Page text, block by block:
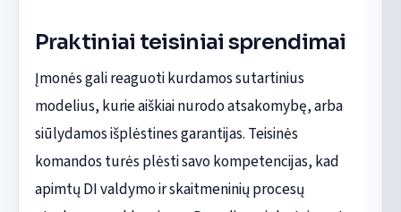
Praktiniai teisiniai sprendimai
Įmonės gali reaguoti kurdamos sutartinius
modelius, kurie aiškiai nurodo atsakomybę, arba
siūlydamos išplėstines garantijas. Teisinės
komandos turės plėsti savo kompetencijas, kad
apimtų DI valdymo ir skaitmeninių procesų